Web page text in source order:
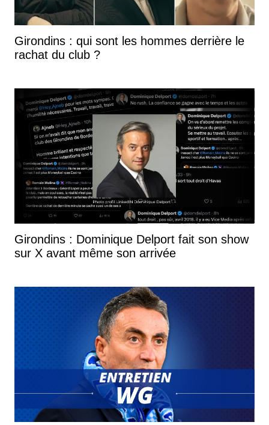
Girondins : qui sont les hommes derrière le
rachat du club ?
Girondins : Dominique Delport fait son show
sur X avant même son arrivée